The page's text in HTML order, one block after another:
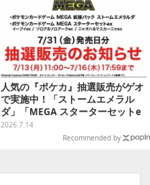
人気の『ポケカ』抽選販売がゲオ
で実施中！「ストームエメラル
ダ」「MEGA スターターセットe
x」各種の全4商品
2026.7.14
Recommended by